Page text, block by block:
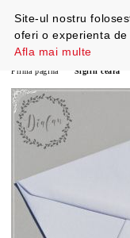
Prima pagină Sigilii ceara
Site-ul nostru
oferi o experienta de
Afla mai multe